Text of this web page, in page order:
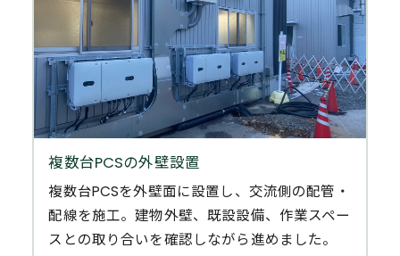
複数台PCSの外壁設置
複数台PCSを外壁面に設置し、交流側の配管・
配線を施工。建物外壁、既設設備、作業スペー
スとの取り合いを確認しながら進めました。